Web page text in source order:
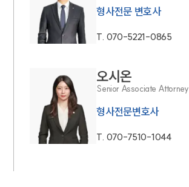
형사전문 변호사
T. 070-5221-0865
오시온
Senior Associate Attorney
형사전문변호사
T. 070-7510-1044